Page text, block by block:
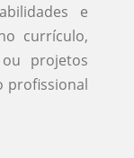
e
currículo,
projetos
profissional